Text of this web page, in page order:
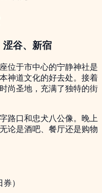
涩谷、新宿
位于市中心的宁静神社是
神道文化的好去处。接着
尚圣地，充满了独特的街
路口和忠犬八公像。晚上
论是酒吧、餐厅还是购物
）